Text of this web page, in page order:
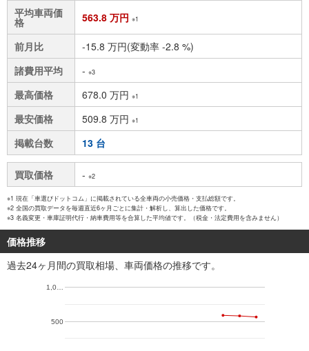
平均車両価
格 563.8 万円 ※1
前月比
-15.8 万円(変動率 -2.8 %)
諸費用平均
- ※3
最高価格 678.0 万円 ※1
最安価格 509.8 万円 ※1
掲載台数 13 台
買取価格 - ※2
※1 現在「車選びドットコム」に掲載されている全車両の小売価格・支払総額です。
※2 全国の買取データを毎週直近6ヶ月ごとに集計・解析し、算出した価格です。
※3 名義変更・車庫証明代行・納車費用等を合算した平均値です。（税金・法定費用を含みません）
価格推移
過去24ヶ月間の買取相場、車両価格の推移です。
500
1,0…